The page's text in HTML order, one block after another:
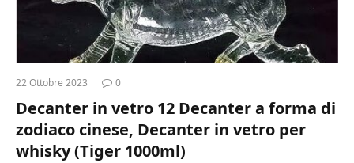
22 Ottobre 2023 0
Decanter in vetro 12 Decanter a forma di
zodiaco cinese, Decanter in vetro per
whisky (Tiger 1000ml)